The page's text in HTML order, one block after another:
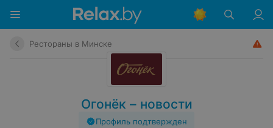
Рестораны в Минске
Огонёк – новости
Профиль подтвержден